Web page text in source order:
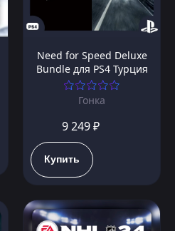
Need for Speed Deluxe
Bundle для PS4 Турция
Гонка
9 249 ₽
Купить